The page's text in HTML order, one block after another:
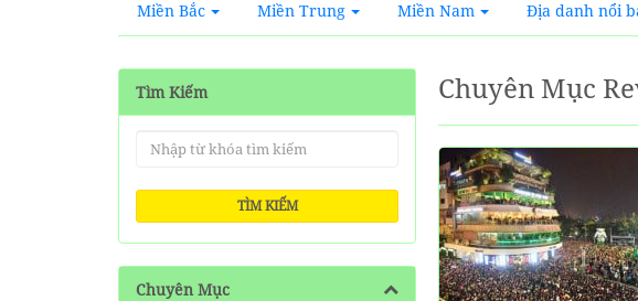
Miền Bắc Miền Trung Miền Nam Địa danh nổi
Tìm Kiếm
TÌM KIẾM
Chuyên Mục
Chuyên Mục